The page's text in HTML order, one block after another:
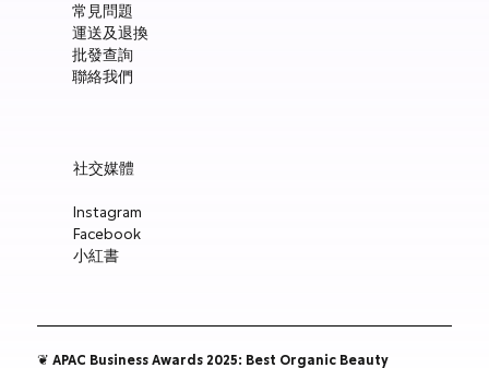
常見問題
運送及退換
批發查詢
聯絡我們
社交媒體
Instagram
Facebook
小紅書
❦ APAC Business Awards 2025: Best Organic Beauty